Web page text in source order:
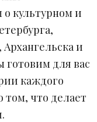
культурном и
и
для вас
каждого
том, что делает